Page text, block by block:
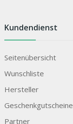
Kundendienst
Seitenübersicht
Wunschliste
Hersteller
Geschenkgutscheine
Partner